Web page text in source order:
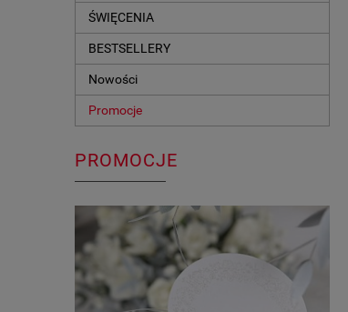
ŚWIĘCENIA
BESTSELLERY
Nowości
Promocje
PROMOCJE